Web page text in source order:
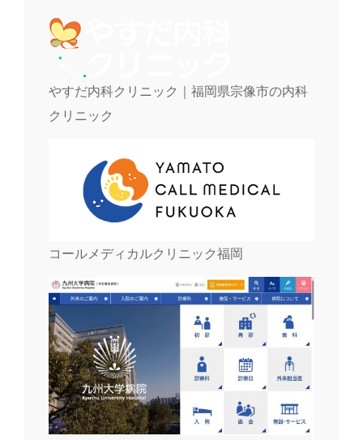
やすだ内科クリニック｜福岡県宗像市の内科
クリニック
コールメディカルクリニック福岡